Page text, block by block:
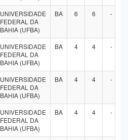
UNIVERSIDADE
FEDERAL DA
BAHIA (UFBA)
BA 6 6 -
UNIVERSIDADE
FEDERAL DA
BAHIA (UFBA)
BA 4 4 -
UNIVERSIDADE
FEDERAL DA
BAHIA (UFBA)
BA 4 4 -
UNIVERSIDADE
FEDERAL DA
BAHIA (UFBA)
BA 4 4 -